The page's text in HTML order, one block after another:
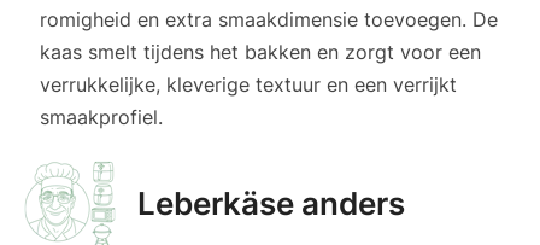
romigheid en extra smaakdimensie toevoegen. De
kaas smelt tijdens het bakken en zorgt voor een
verrukkelijke, kleverige textuur en een verrijkt
smaakprofiel.
Leberkäse anders